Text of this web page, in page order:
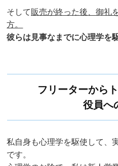
そして販売が終った後、御礼
方。
彼らは見事なまでに心理学を
フリーターから
役員へ
私自身も心理学を駆使して、
です。